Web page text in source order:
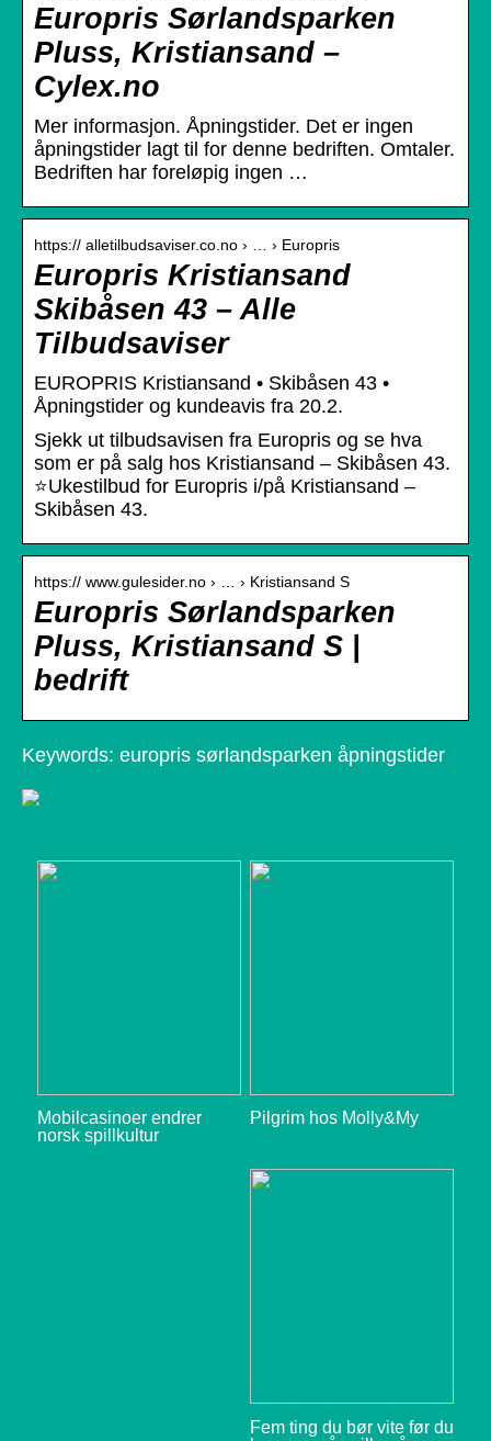
Europris Sørlandsparken
Pluss, Kristiansand –
Cylex.no
Mer informasjon. Åpningstider. Det er ingen
åpningstider lagt til for denne bedriften. Omtaler.
Bedriften har foreløpig ingen …
https:// alletilbudsaviser.co.no › … › Europris
Europris Kristiansand
Skibåsen 43 – Alle
Tilbudsaviser
EUROPRIS Kristiansand • Skibåsen 43 •
Åpningstider og kundeavis fra 20.2.
Sjekk ut tilbudsavisen fra Europris og se hva
som er på salg hos Kristiansand – Skibåsen 43.
⭐Ukestilbud for Europris i/på Kristiansand –
Skibåsen 43.
https:// www.gulesider.no › … › Kristiansand S
Europris Sørlandsparken
Pluss, Kristiansand S |
bedrift
Keywords: europris sørlandsparken åpningstider
Mobilcasinoer endrer
norsk spillkultur
Pilgrim hos Molly&My
Fem ting du bør vite før du